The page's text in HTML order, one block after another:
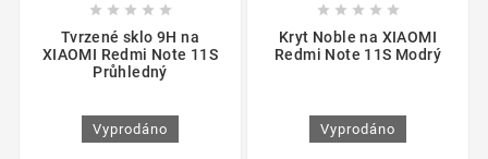
    
Tvrzené sklo 9H na
XIAOMI Redmi Note 11S
Průhledný
Vyprodáno
    
Kryt Noble na XIAOMI
Redmi Note 11S Modrý
Vyprodáno